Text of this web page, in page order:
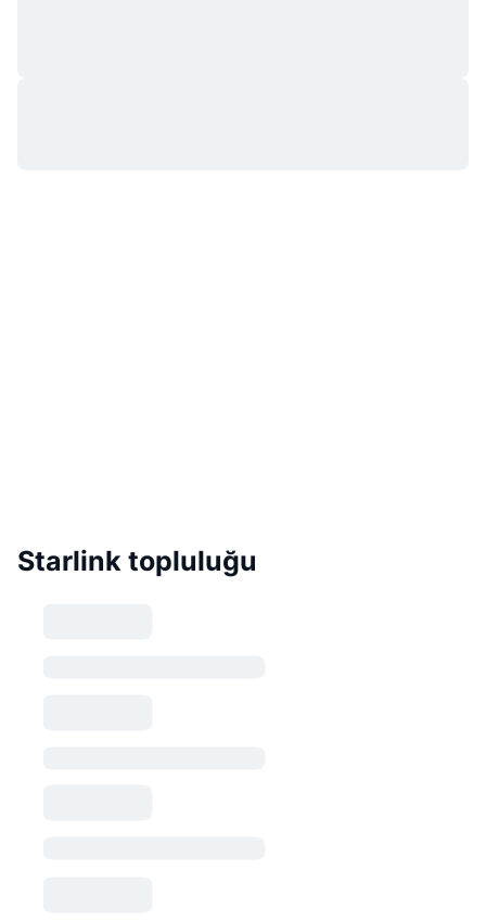
Starlink topluluğu